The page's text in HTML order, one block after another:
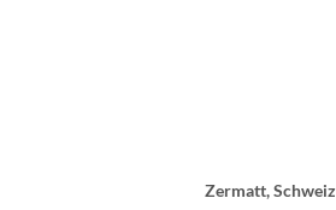
Zermatt, Schweiz